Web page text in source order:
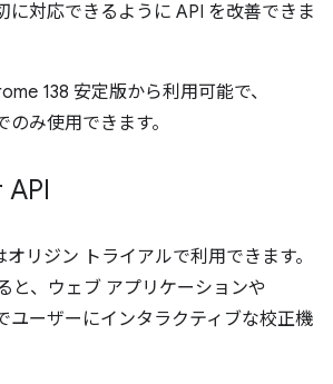
に対応できるように API を改善できま
138 安定版から利用可能で、
み使用できます。
オリジン トライアルで利用できます。
と、ウェブ アプリケーションや
ユーザーにインタラクティブな校正機